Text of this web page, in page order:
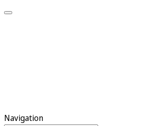
Navigation